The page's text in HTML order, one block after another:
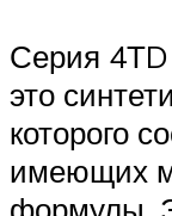
Серия
это
которого
имеющих